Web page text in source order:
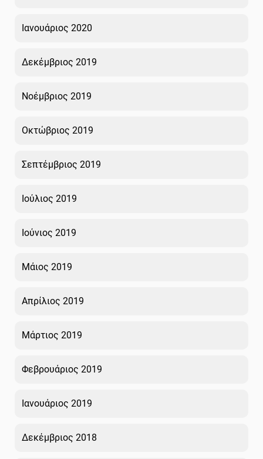
Ιανουάριος 2020
Δεκέμβριος 2019
Νοέμβριος 2019
Οκτώβριος 2019
Σεπτέμβριος 2019
Ιούλιος 2019
Ιούνιος 2019
Μάιος 2019
Απρίλιος 2019
Μάρτιος 2019
Φεβρουάριος 2019
Ιανουάριος 2019
Δεκέμβριος 2018